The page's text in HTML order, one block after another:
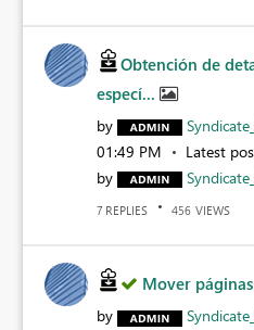
Obtención de
especí...
by
01:49 PM
Latest
by
7 REPLIES 456 VIEWS
Mover
by